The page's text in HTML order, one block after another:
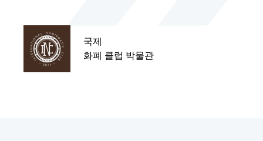
국제
화폐 클럽 박물관